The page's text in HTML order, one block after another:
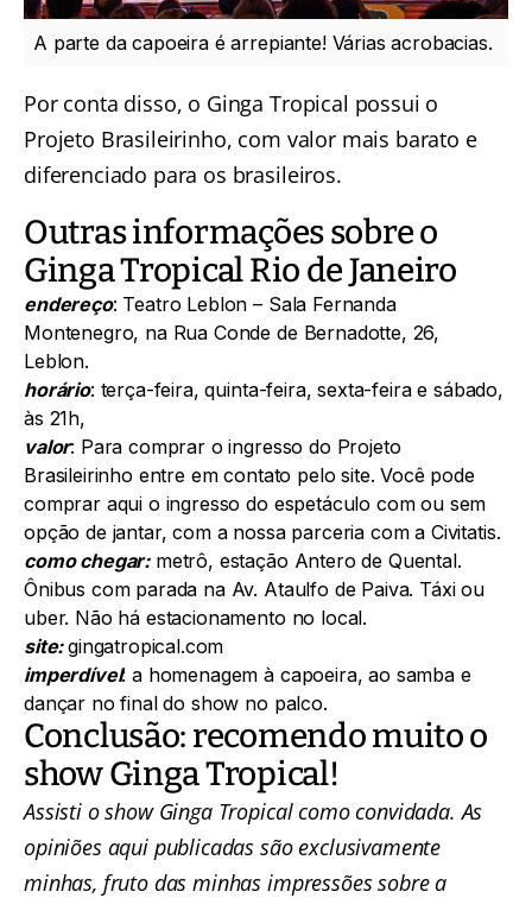
A parte da capoeira é arrepiante! Várias acrobacias.
Por conta disso, o Ginga Tropical possui o
Projeto Brasileirinho, com valor mais barato e
diferenciado para os brasileiros.
Outras informações sobre o
Ginga Tropical Rio de Janeiro
endereço: Teatro Leblon – Sala Fernanda
Montenegro, na Rua Conde de Bernadotte, 26,
Leblon.
horário: terça-feira, quinta-feira, sexta-feira e sábado,
às 21h,
valor: Para comprar o ingresso do Projeto
Brasileirinho entre em contato pelo site.Você pode
comprar aqui o ingresso do espetáculo com ou sem
opção de jantar, com a nossa parceria com a Civitatis.
como chegar:metrô, estação Antero de Quental.
Ônibus com parada na Av. Ataulfo de Paiva. Táxi ou
uber. Não há estacionamento no local.
site:gingatropical.com
imperdível: a homenagem à capoeira, ao samba e
dançar no final do show no palco.
Conclusão: recomendo muito o
show Ginga Tropical!
Assisti o show Ginga Tropical como convidada. As
opiniões aqui publicadas são exclusivamente
minhas, fruto das minhas impressões sobre a